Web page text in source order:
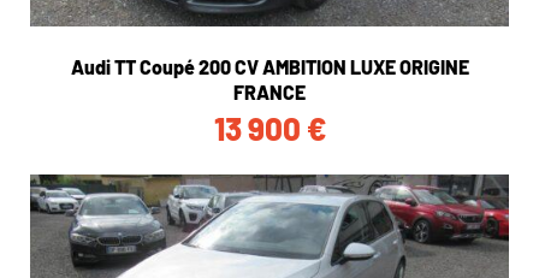
Audi TT Coupé 200 CV AMBITION LUXE ORIGINE
FRANCE
13 900 €